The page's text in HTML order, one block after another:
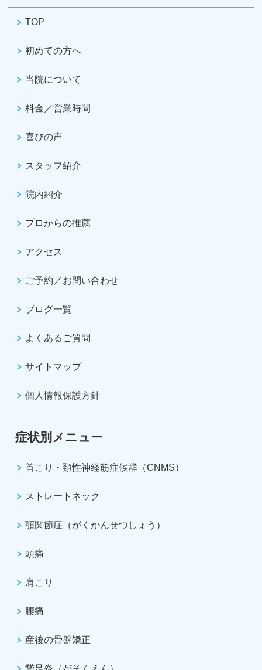
TOP
初めての方へ
当院について
料金／営業時間
喜びの声
スタッフ紹介
院内紹介
プロからの推薦
アクセス
ご予約／お問い合わせ
ブログ一覧
よくあるご質問
サイトマップ
個人情報保護方針
症状別メニュー
首こり・頚性神経筋症候群（CNMS）
ストレートネック
顎関節症（がくかんせつしょう）
頭痛
肩こり
腰痛
産後の骨盤矯正